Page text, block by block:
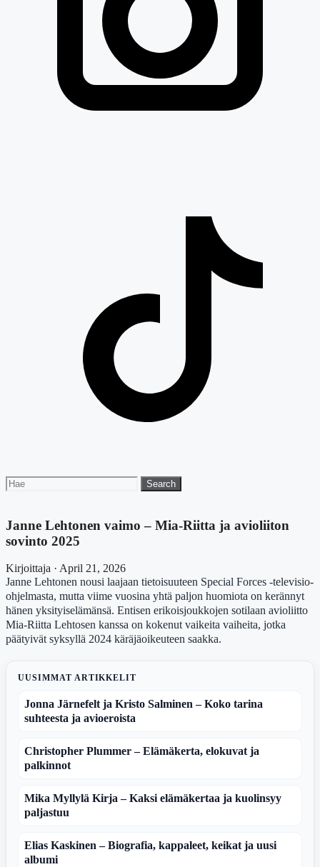
Search
for:
Search
Janne Lehtonen vaimo – Mia-Riitta ja avioliiton
sovinto 2025
Kirjoittaja · April 21, 2026
Janne Lehtonen nousi laajaan tietoisuuteen Special Forces -televisio-
ohjelmasta, mutta viime vuosina yhtä paljon huomiota on kerännyt
hänen yksityiselämänsä. Entisen erikoisjoukkojen sotilaan avioliitto
Mia-Riitta Lehtosen kanssa on kokenut vaikeita vaiheita, jotka
päätyivät syksyllä 2024 käräjäoikeuteen saakka.
UUSIMMAT ARTIKKELIT
Jonna Järnefelt ja Kristo Salminen – Koko tarina
suhteesta ja avioeroista
Christopher Plummer – Elämäkerta, elokuvat ja
palkinnot
Mika Myllylä Kirja – Kaksi elämäkertaa ja kuolinsyy
paljastuu
Elias Kaskinen – Biografia, kappaleet, keikat ja uusi
albumi